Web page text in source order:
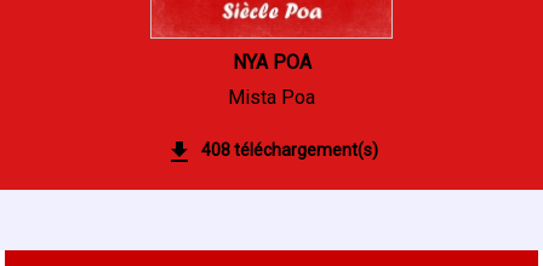
NYA POA
Mista Poa
408 téléchargement(s)